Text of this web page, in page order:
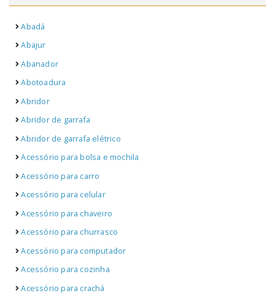
Abadá
Abajur
Abanador
Abotoadura
Abridor
Abridor de garrafa
Abridor de garrafa elétrico
Acessório para bolsa e mochila
Acessório para carro
Acessório para celular
Acessório para chaveiro
Acessório para churrasco
Acessório para computador
Acessório para cozinha
Acessório para crachá